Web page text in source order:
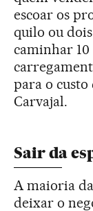
escoar os
quilo ou
caminhar
para o
Carvajal.
Sair da
A maioria
deixar o